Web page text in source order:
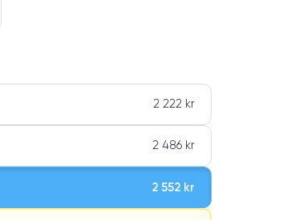
2 222 kr
2 486 kr
2 552 kr